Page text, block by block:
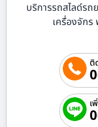
บริการรถสไลด์ร
เครื่องจักร
ติ
เ